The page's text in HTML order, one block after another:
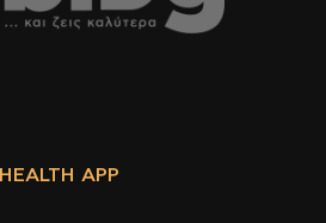
HEALTH APP